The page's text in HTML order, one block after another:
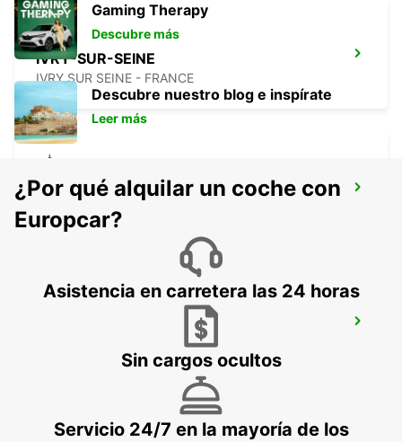
IVRY-SUR-SEINE
IVRY SUR SEINE - FRANCE
PARÍS PARQUE DE LOS PRÍNCIPES
PARIS - FRANCE
EPINAY GENNEVILLIERS
EPINAY SUR SEINE - FRANCE
Gaming Therapy
Descubre más
Descubre nuestro blog e inspírate
Leer más
¿Por qué alquilar un coche con
Europcar?
Asistencia en carretera las 24 horas
Sin cargos ocultos
Servicio 24/7 en la mayoría de los